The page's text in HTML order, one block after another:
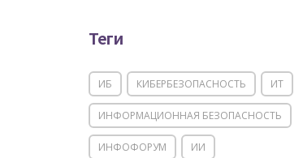
Теги
ИБ КИБЕРБЕЗОПАСНОСТЬ ИТ
ИНФОРМАЦИОННАЯ БЕЗОПАСНОСТЬ
ИНФОФОРУМ ИИ